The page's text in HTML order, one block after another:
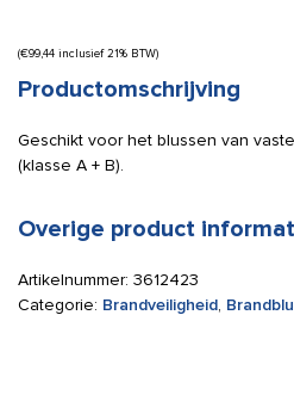
(€99,44 inclusief 21% BTW)
Productomschrijving
Geschikt voor het blussen van
(klasse A + B).
Overige product
Artikelnummer: 3612423
Categorie: Brandveiligheid,